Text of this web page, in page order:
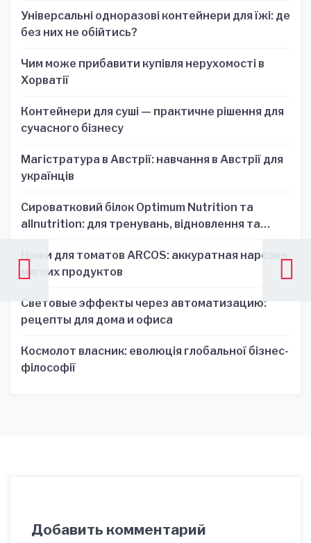
Універсальні одноразові контейнери для їжі: де
без них не обійтись?
Чим може прибавити купівля нерухомості в
Хорватії
Контейнери для суші — практичне рішення для
сучасного бізнесу
Магістратура в Австрії: навчання в Австрії для
українців
Сироватковий білок Optimum Nutrition та
allnutrition: для тренувань, відновлення та
Ножи для томатов ARCOS: аккуратная нарезка
мягких продуктов
Световые эффекты через автоматизацию:
рецепты для дома и офиса
Космолот власник: еволюція глобальної бізнес-
філософії
Добавить комментарий